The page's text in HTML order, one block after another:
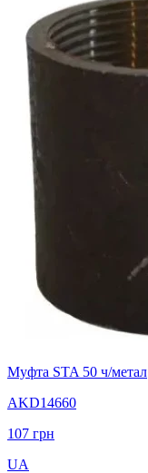
Муфта STA 50 ч/метал
AKD14660
107 грн
UA